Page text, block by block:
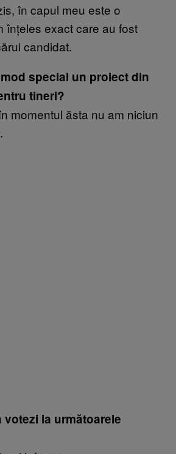
în capul meu este o
înțeles exact care au fost
candidat.
special un proiect din
tineri?
momentul ăsta nu am niciun
la următoarele